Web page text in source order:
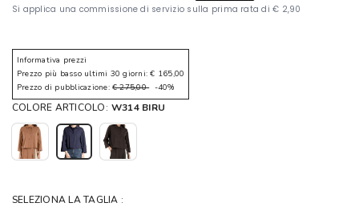
Informativa prezzi
Prezzo più basso ultimi 30 giorni: € 165,00
Prezzo di pubblicazione: € 275,00-40%
COLORE ARTICOLO: W314 BIRU
SELEZIONA LA TAGLIA :